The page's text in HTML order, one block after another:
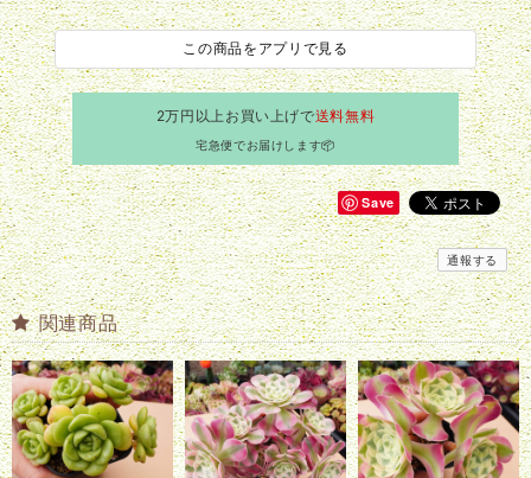
この商品をアプリで見る
2万円以上お買い上げで送料無料
宅急便でお届けします📦
Save
通報する
関連商品